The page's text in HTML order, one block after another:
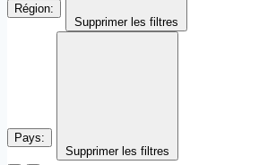
Région:
Supprimer les filtres
Pays:
Supprimer les filtres